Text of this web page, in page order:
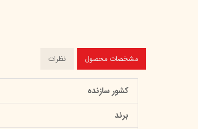
مشخصات محصول نظرات
کشور سازنده
برند